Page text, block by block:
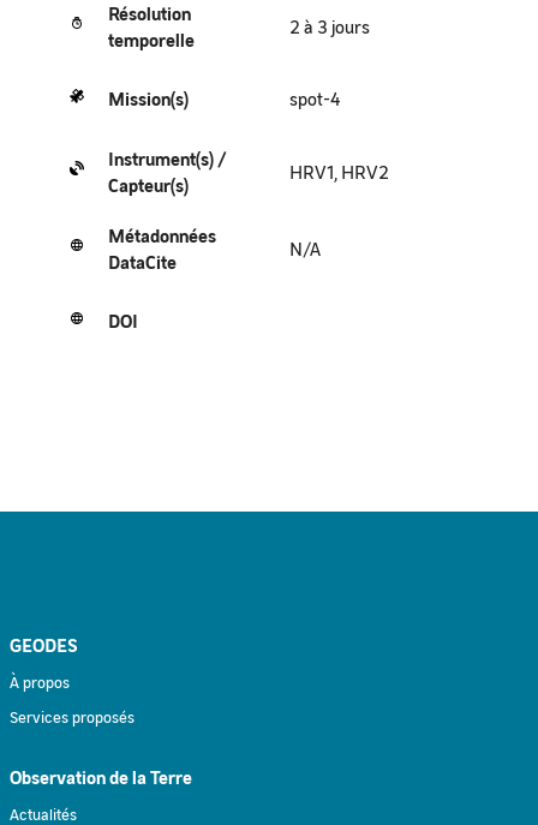
Résolution
temporelle
2 à 3 jours
Mission(s) spot-4
Instrument(s) /
Capteur(s)
HRV1, HRV2
Métadonnées
DataCite
N/A
DOI
GEODES
À propos
Services proposés
Observation de la Terre
Actualités